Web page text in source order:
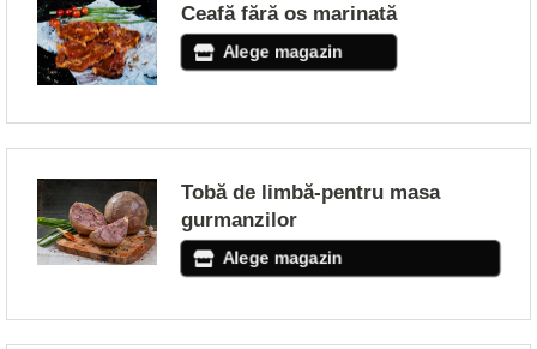
Ceafă fără os marinată
Alege magazin
Tobă de limbă-pentru masa
gurmanzilor
Alege magazin